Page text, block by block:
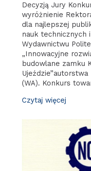
Decyzją Jury
wyróżnienie
dla najlepszej
nauk technicznych
Wydawnictwu
„Innowacyjne
budowlane zamku
(WA). Konkurs
Czytaj więcej